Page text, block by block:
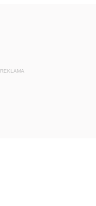
REKLAMA